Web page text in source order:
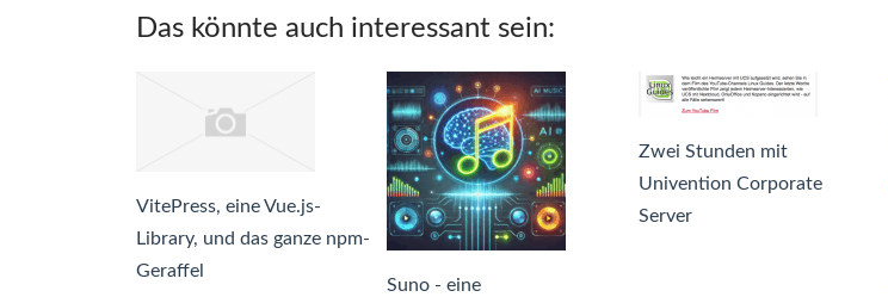
Das könnte auch interessant sein:
VitePress, eine Vue.js-
Library, und das ganze npm-
Geraffel
Suno - eine
Zwei Stunden mit
Univention Corporate
Server